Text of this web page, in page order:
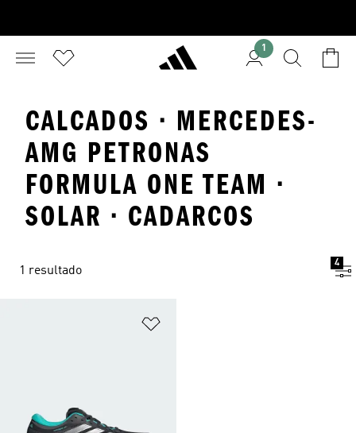
1
CALCADOS · MERCEDES-
AMG PETRONAS
FORMULA ONE TEAM ·
SOLAR · CADARCOS
1 resultado
4